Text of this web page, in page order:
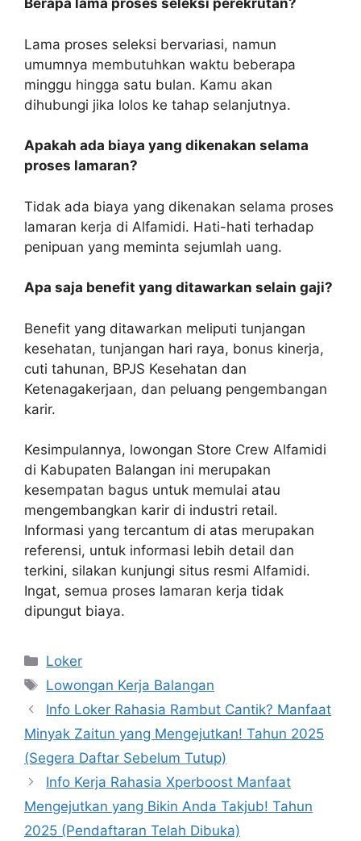
Berapa lama proses seleksi perekrutan?
Lama proses seleksi bervariasi, namun
umumnya membutuhkan waktu beberapa
minggu hingga satu bulan. Kamu akan
dihubungi jika lolos ke tahap selanjutnya.
Apakah ada biaya yang dikenakan selama
proses lamaran?
Tidak ada biaya yang dikenakan selama proses
lamaran kerja di Alfamidi. Hati-hati terhadap
penipuan yang meminta sejumlah uang.
Apa saja benefit yang ditawarkan selain gaji?
Benefit yang ditawarkan meliputi tunjangan
kesehatan, tunjangan hari raya, bonus kinerja,
cuti tahunan, BPJS Kesehatan dan
Ketenagakerjaan, dan peluang pengembangan
karir.
Kesimpulannya, lowongan Store Crew Alfamidi
di Kabupaten Balangan ini merupakan
kesempatan bagus untuk memulai atau
mengembangkan karir di industri retail.
Informasi yang tercantum di atas merupakan
referensi, untuk informasi lebih detail dan
terkini, silakan kunjungi situs resmi Alfamidi.
Ingat, semua proses lamaran kerja tidak
dipungut biaya.
Kategori
Loker
Tag
Lowongan Kerja Balangan
Info Loker Rahasia Rambut Cantik? Manfaat
Minyak Zaitun yang Mengejutkan! Tahun 2025
(Segera Daftar Sebelum Tutup)
Info Kerja Rahasia Xperboost Manfaat
Mengejutkan yang Bikin Anda Takjub! Tahun
2025 (Pendaftaran Telah Dibuka)